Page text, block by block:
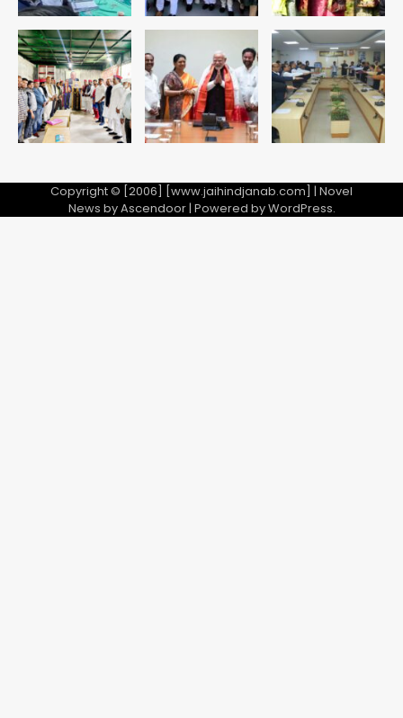
Copyright © [2006] [www.jaihindjanab.com] | Novel
News byAscendoor| Powered byWordPress.